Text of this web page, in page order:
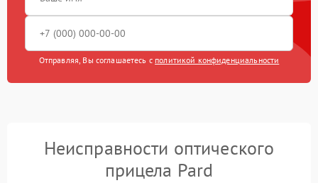
Отправляя, Вы соглашаетесь с политикой конфиденциальности
Неисправности оптического
прицела Pard